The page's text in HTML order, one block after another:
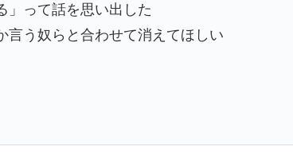
」って話を思い出した
言う奴らと合わせて消えてほしい